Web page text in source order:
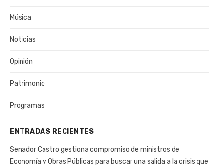
Música
Noticias
Opinión
Patrimonio
Programas
ENTRADAS RECIENTES
Senador Castro gestiona compromiso de ministros de
Economía y Obras Públicas para buscar una salida a la crisis que